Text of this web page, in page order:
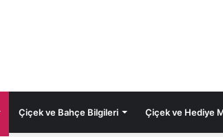
Çiçek ve Bahçe Bilgileri Çiçek ve Hediye